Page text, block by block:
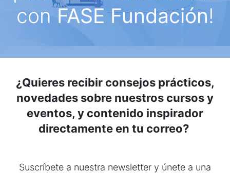
con FASE Fundación!
¿Quieres recibir consejos prácticos,
novedades sobre nuestros cursos y
eventos, y contenido inspirador
directamente en tu correo?
Suscríbete a nuestra newsletter y únete a una